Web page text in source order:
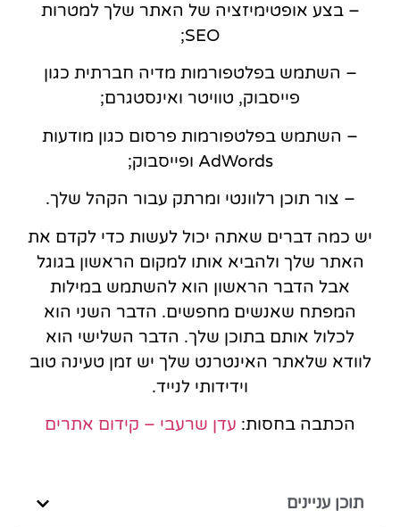
– בצע אופטימיזציה של האתר שלך למטרות
SEO;
– השתמש בפלטפורמות מדיה חברתית כגון
פייסבוק, טוויטר ואינסטגרם;
– השתמש בפלטפורמות פרסום כגון מודעות
AdWords ופייסבוק;
– צור תוכן רלוונטי ומרתק עבור הקהל שלך.
יש כמה דברים שאתה יכול לעשות כדי לקדם את
האתר שלך ולהביא אותו למקום הראשון בגוגל
אבל הדבר הראשון הוא להשתמש במילות
המפתח שאנשים מחפשים. הדבר השני הוא
לכלול אותם בתוכן שלך. הדבר השלישי הוא
לוודא שלאתר האינטרנט שלך יש זמן טעינה טוב
וידידותי לנייד.
הכתבה בחסות: עדן שרעבי – קידום אתרים
תוכן עניינים